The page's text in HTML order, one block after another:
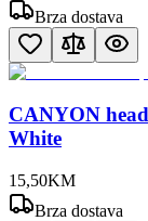
Brza dostava
CANYON
White
15,50KM
Brza dostava